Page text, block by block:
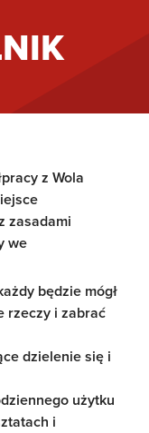
z Wola
zasadami
we
będzie mógł
rzeczy i zabrać
dzielenie się i
użytku
i